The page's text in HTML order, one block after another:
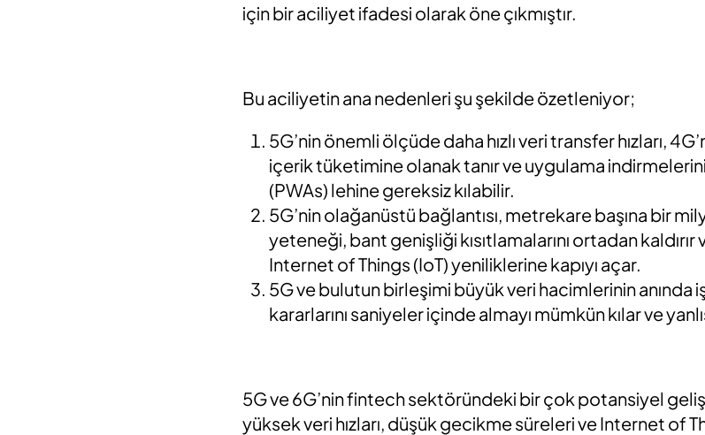
için bir aciliyet ifadesi olarak öne çıkmıştır.
Bu aciliyetin ana nedenleri şu şekilde özetleniyor;
5G’nin önemli ölçüde daha hızlı veri transfer hızları,
içerik tüketimine olanak tanır ve uygulama
(PWAs) lehine gereksiz kılabilir.
5G’nin olağanüstü bağlantısı, metrekare başına bir
yeteneği, bant genişliği kısıtlamalarını ortadan kaldırır
Internet of Things (IoT) yeniliklerine kapıyı açar.
5G ve bulutun birleşimi büyük veri hacimlerinin anında
kararlarını saniyeler içinde almayı mümkün kılar ve
5G ve 6G’nin fintech sektöründeki bir çok potansiyel
yüksek veri hızları, düşük gecikme süreleri ve Internet of